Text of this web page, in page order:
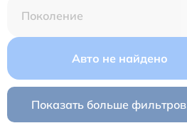
Авто не найдено
Показать больше фильтров